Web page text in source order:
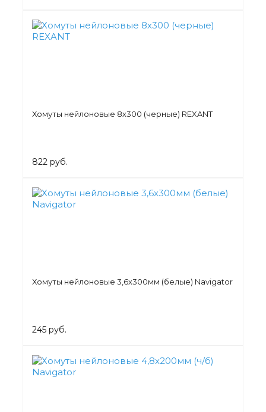
Хомуты нейлоновые 8х300 (черные) REXANT
822 руб.
Хомуты нейлоновые 3,6х300мм (белые) Navigator
245 руб.